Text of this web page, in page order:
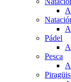
Pádel
Pesca